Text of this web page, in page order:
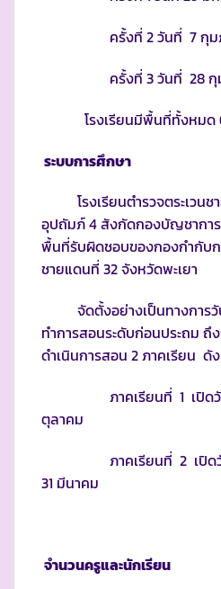
ครั้งที่ 2 วันที่ 7 กุมภา
ครั้งที่ 3 วันที่ 28 กุมภ
โรงเรียนมีพื้นที่ทั้งหมด 6
ระบบการศึกษา
โรงเรียนตำรวจตระเวนช
อุปถัมภ์ 4 สังกัดกองบัญชาการ
พื้นที่รับผิดชอบของกองกำกับก
ชายแดนที่ 32 จังหวัดพะเยา
จัดตั้งอย่างเป็นทางการวัน
ทำการสอนระดับก่อนประถม ถึ
ดำเนินการสอน 2 ภาคเรียน ดั
ภาคเรียนที่ 1 เปิดวันที่
ตุลาคม
ภาคเรียนที่ 2 เปิดวัน
31 มีนาคม
จำนวนครูและนักเรียน